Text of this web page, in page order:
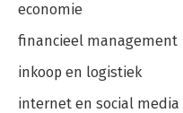
economie
financieel management
inkoop en logistiek
internet en social media